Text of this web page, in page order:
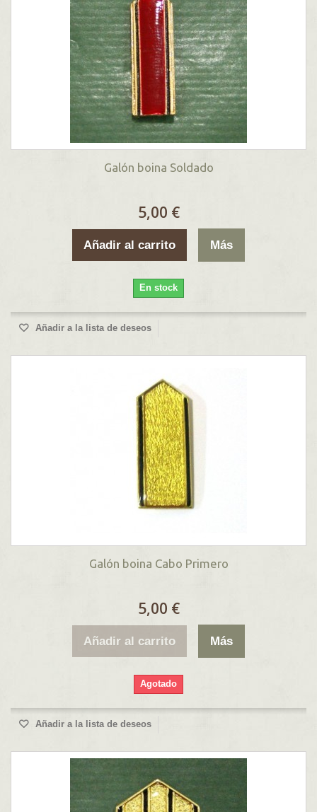
Galón boina Soldado
5,00 €
Añadir al carrito Más
En stock
Añadir a la lista de deseos
Galón boina Cabo Primero
5,00 €
Añadir al carrito Más
Agotado
Añadir a la lista de deseos